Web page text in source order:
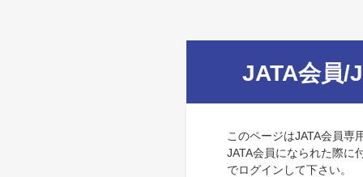
JATA会員/
このページはJATA会員専
JATA会員になられた際に
でログインして下さい。